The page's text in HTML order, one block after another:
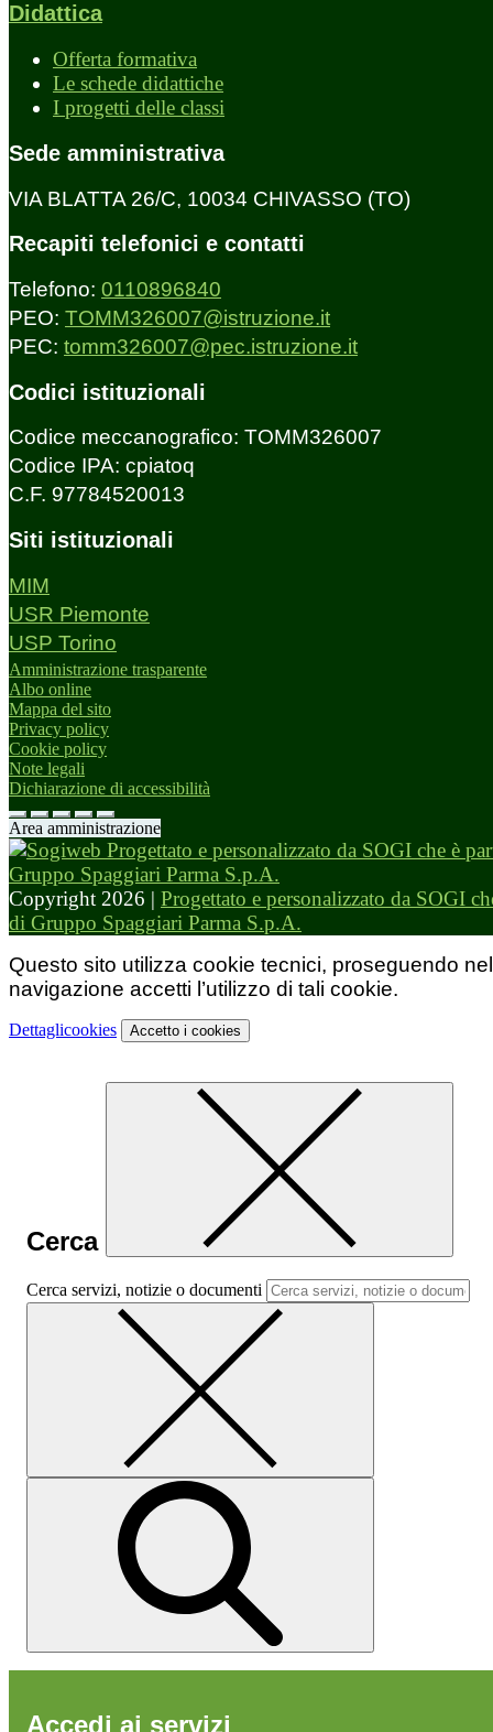
Didattica
Offerta formativa
Le schede didattiche
I progetti delle classi
Sede amministrativa
VIA BLATTA 26/C, 10034 CHIVASSO (TO)
Recapiti telefonici e contatti
Telefono: 0110896840
PEO: TOMM326007@istruzione.it
PEC: tomm326007@pec.istruzione.it
Codici istituzionali
Codice meccanografico: TOMM326007
Codice IPA: cpiatoq
C.F. 97784520013
Siti istituzionali
MIM
USR Piemonte
USP Torino
Amministrazione trasparente
Albo online
Mappa del sito
Privacy policy
Cookie policy
Note legali
Dichiarazione di accessibilità
Area amministrazione
Copyright 2026 | Progettato e personalizzato da SOGI
di Gruppo Spaggiari Parma S.p.A.
Questo sito utilizza cookie tecnici, proseguendo
navigazione accetti l’utilizzo di tali cookie.
Dettaglicookies Accetto i cookies
Cerca
Cerca servizi, notizie o documenti
Accedi ai servizi